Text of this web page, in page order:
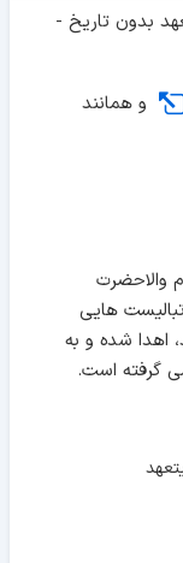
بدون تاریخ -
و همانند
والاحضرت
و به فوتبالیست هایی
اهدا شده و به
گرفته است.